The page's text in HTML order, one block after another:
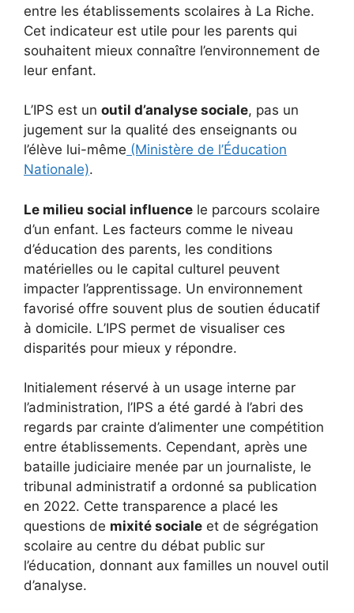
entre les établissements scolaires à La Riche.
Cet indicateur est utile pour les parents qui
souhaitent mieux connaître l’environnement de
leur enfant.
L’IPS est un outil d’analyse sociale, pas un
jugement sur la qualité des enseignants ou
l’élève lui-même (Ministère de l’Éducation
Nationale).
Le milieu social influence le parcours scolaire
d’un enfant. Les facteurs comme le niveau
d’éducation des parents, les conditions
matérielles ou le capital culturel peuvent
impacter l’apprentissage. Un environnement
favorisé offre souvent plus de soutien éducatif
à domicile. L’IPS permet de visualiser ces
disparités pour mieux y répondre.
Initialement réservé à un usage interne par
l’administration, l’IPS a été gardé à l’abri des
regards par crainte d’alimenter une compétition
entre établissements. Cependant, après une
bataille judiciaire menée par un journaliste, le
tribunal administratif a ordonné sa publication
en 2022. Cette transparence a placé les
questions de mixité sociale et de ségrégation
scolaire au centre du débat public sur
l’éducation, donnant aux familles un nouvel outil
d’analyse.